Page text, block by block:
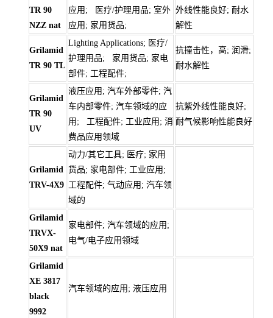
TR 90
NZZ nat
应用; 医疗/护理用品; 室外
应用; 家用货品;
外线性能良好; 耐水
解性
Grilamid
TR 90 TL
Lighting Applications; 医疗/
护理用品; 家用货品; 家电
部件; 工程配件;
抗撞击性，高; 润滑;
耐水解性
Grilamid
TR 90
UV
液压应用; 汽车外部零件; 汽
车内部零件; 汽车领域的应
用; 工程配件; 工业应用; 消
费品应用领域
抗紫外线性能良好;
耐气候影响性能良好
Grilamid
TRV-4X9
动力/其它工具; 医疗; 家用
货品; 家电部件; 工业应用;
工程配件; 气动应用; 汽车领
域的
Grilamid
TRVX-
50X9 nat
家电部件; 汽车领域的应用;
电气/电子应用领域
Grilamid
XE 3817
black
9992
汽车领域的应用; 液压应用